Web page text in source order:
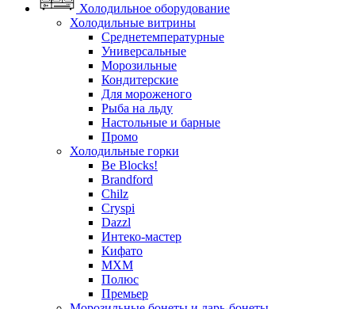
Холодильное оборудование
Холодильные витрины
Среднетемпературные
Универсальные
Морозильные
Кондитерские
Для мороженого
Рыба на льду
Настольные и барные
Промо
Холодильные горки
Be Blocks!
Brandford
Chilz
Cryspi
Dazzl
Интеко-мастер
Кифато
МХМ
Полюс
Премьер